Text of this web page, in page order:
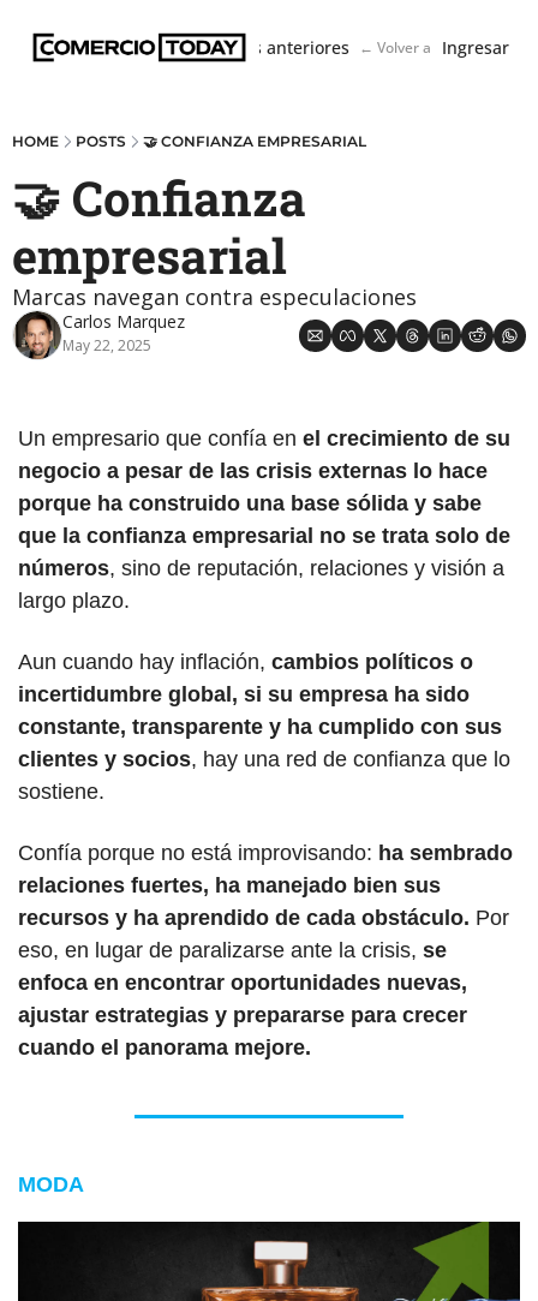
Boletín Ediciones anteriores ← Volver a Ingresar
HOME POSTS 🤝 CONFIANZA EMPRESARIAL
🤝 Confianza
empresarial
Marcas navegan contra especulaciones
Carlos Marquez
May 22, 2025
Un empresario que confía en el crecimiento de su
negocio a pesar de las crisis externas lo hace
porque ha construido una base sólida y sabe
que la confianza empresarial no se trata solo de
números, sino de reputación, relaciones y visión a
largo plazo.
Aun cuando hay inflación, cambios políticos o
incertidumbre global, si su empresa ha sido
constante, transparente y ha cumplido con sus
clientes y socios, hay una red de confianza que lo
sostiene.
Confía porque no está improvisando: ha sembrado
relaciones fuertes, ha manejado bien sus
recursos y ha aprendido de cada obstáculo. Por
eso, en lugar de paralizarse ante la crisis, se
enfoca en encontrar oportunidades nuevas,
ajustar estrategias y prepararse para crecer
cuando el panorama mejore.
MODA